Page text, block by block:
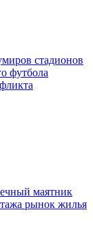
стадионов
футбола
маятник
рынок жилья